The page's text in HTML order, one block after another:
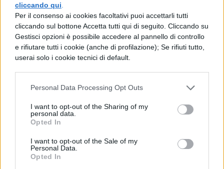
cliccando qui
Per il consenso ai cookies facoltativi puoi accettarli tutti
cliccando sul bottone Accetta tutti qui di seguito. Cliccando su
Gestisci opzioni è possibile accedere al pannello di controllo
e rifiutare tutti i cookie (anche di profilazione); Se rifiuti tutto,
userai solo i cookie tecnici di default.
Personal Data Processing Opt Outs
I want to opt-out of the Sharing of my
personal data.
Opted In
I want to opt-out of the Sale of my
Personal Data.
Opted In
Agricola, Paragrafo 39
LETTERATURA LATINA
LETTERATURA LATINA
Germania di Tacito, Paragrafo 16